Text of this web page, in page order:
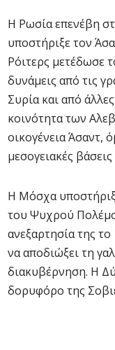
Η Ρωσία επενέβη
υποστήριξε τον
Ρόιτερς μετέδωσε
δυνάμεις από τις
Συρία και από
κοινότητα των
οικογένεια Άσαντ,
μεσογειακές
Η Μόσχα
του Ψυχρού
ανεξαρτησία της
να αποδιώξει τη
διακυβέρνηση. Η
δορυφόρο της